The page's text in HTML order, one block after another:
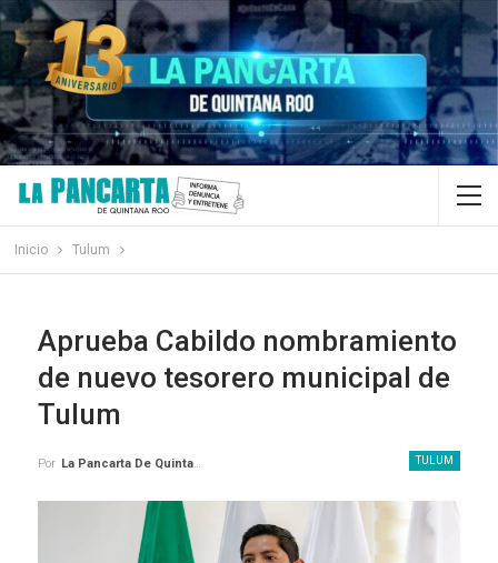
Inicio Tulum
Aprueba Cabildo nombramiento
de nuevo tesorero municipal de
Tulum
TULUM
Por La Pancarta De Quintana Roo